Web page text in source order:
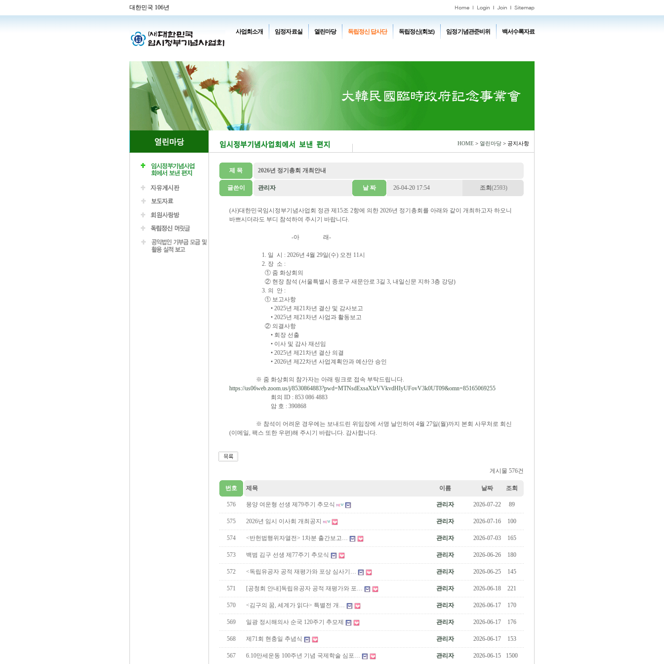
대한민국 106년
사업회소개 임정자료실 열린마당 독립정신 답사단 독립정신(회보) 임정기념관준비위 백서수록자료
HOME > 열린마당 > 공지사항
제 목 2026년 정기총회 개최안내
글쓴이 관리자 날 짜 26-04-20 17:54 조회 (2593)
(사)대한민국임시정부기념사업회 정관 제15조 2항에 의한 2026년 정기총회를 아래와 같이 개최하고자 하오니
바쁘시더라도 부디 참석하여 주시기 바랍니다.
-아 래-
1. 일 시 : 2026년 4월 29일(수) 오전 11시
2. 장 소 :
① 줌 화상회의
② 현장 참석 (서울특별시 종로구 새문안로 3길 3, 내일신문 지하 3층 강당)
3. 의 안 :
① 보고사항
• 2025년 제21차년 결산 및 감사보고
• 2025년 제21차년 사업과 활동보고
② 의결사항
• 회장 선출
• 이사 및 감사 재선임
• 2025년 제21차년 결산 의결
• 2026년 제22차년 사업계획안과 예산안 승인
※ 줌 화상회의 참가자는 아래 링크로 접속 부탁드립니다.
https://us06web.zoom.us/j/8530864883?pwd=MTNsdExsaXlzVVkvdHIyUFovV3k0UT09&omn=85165069255
회의 ID : 853 086 4883
암 호 : 390868
※ 참석이 어려운 경우에는 보내드린 위임장에 서명 날인하여 4월 27일(월)까지 본회 사무처로 회신
(이메일, 팩스 또한 우편)해 주시기 바랍니다. 감사합니다.
게시물 576건
번호 제목 이름 날짜 조회
576 몽양 여운형 선생 제79주기 추모식 관리자 2026-07-22 89
575 2026년 임시 이사회 개최공지 관리자 2026-07-16 100
574 <반헌법행위자열전> 1차분 출간보고… 관리자 2026-07-03 165
573 백범 김구 선생 제77주기 추모식 관리자 2026-06-26 180
572 <독립유공자 공적 재평가와 포상 심사기… 관리자 2026-06-25 145
571 [공청회 안내]독립유공자 공적 재평가와 포… 관리자 2026-06-18 221
570 <김구의 꿈, 세계가 읽다> 특별전 개… 관리자 2026-06-17 170
569 일광 정시해의사 순국 120주기 추모제 관리자 2026-06-17 176
568 제71회 현충일 추념식 관리자 2026-06-17 153
567 6.10만세운동 100주년 기념 국제학술 심포… 관리자 2026-06-15 1500